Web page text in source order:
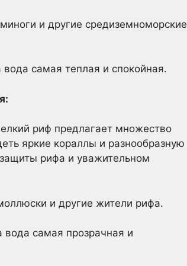
и другие средиземноморские
самая теплая и спокойная.
риф предлагает множество
яркие кораллы и разнообразную
рифа и уважительном
и другие жители рифа.
самая прозрачная и